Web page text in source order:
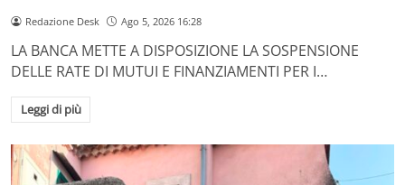
Redazione Desk Ago 5, 2026 16:28
LA BANCA METTE A DISPOSIZIONE LA SOSPENSIONE
DELLE RATE DI MUTUI E FINANZIAMENTI PER I…
Leggi di più